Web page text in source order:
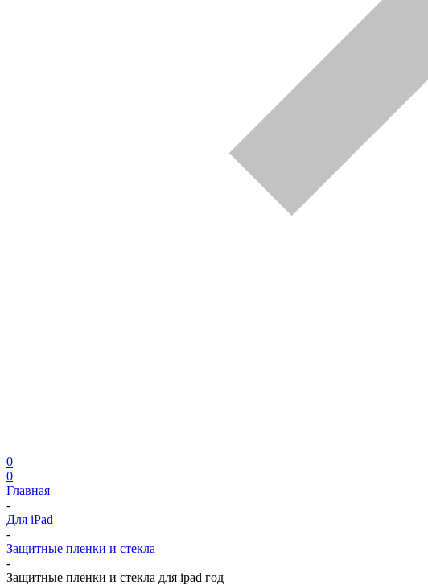
0
0
Главная
-
Для iPad
-
Защитные пленки и стекла
-
Защитные пленки и стекла для ipad год